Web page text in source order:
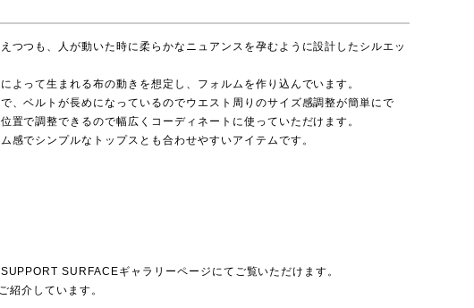
つつも、人が動いた時に柔らかなニュアンスを孕むように設計したシルエッ
よって生まれる布の動きを想定し、フォルムを作り込んでいます。
、ベルトが長めになっているのでウエスト周りのサイズ感調整が簡単にで
置で調整できるので幅広くコーディネートに使っていただけます。
感でシンプルなトップスとも合わせやすいアイテムです。
SUPPORT SURFACEギャラリーページ にてご覧いただけます。
紹介しています。